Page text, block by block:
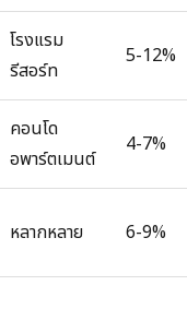
โรงแรม
รีสอร์ท
5-12%
คอนโด
อพาร์ตเมนต์
4-7%
หลากหลาย 6-9%